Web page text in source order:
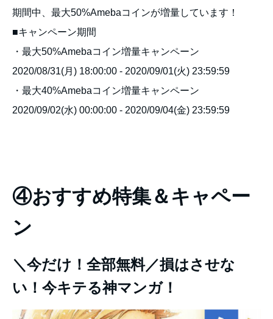
期間中、最大50%Amebaコインが増量しています！
■キャンペーン期間
・最大50%Amebaコイン増量キャンペーン
2020/08/31(月) 18:00:00 - 2020/09/01(火) 23:59:59
・最大40%Amebaコイン増量キャンペーン
2020/09/02(水) 00:00:00 - 2020/09/04(金) 23:59:59
④おすすめ特集＆キャペー
ン
＼今だけ！全部無料／損はさせな
い！今キテる神マンガ！